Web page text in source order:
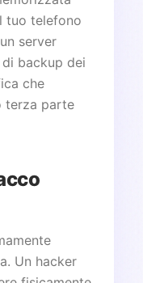
tuo telefono
server
backup dei
che
terza parte
Un hacker